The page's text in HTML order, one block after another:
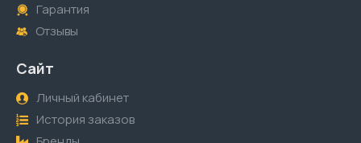
Гарантия
Отзывы
Сайт
Личный кабинет
История заказов